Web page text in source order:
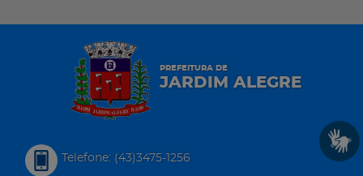
PREFEITURA DE
JARDIM ALEGRE
Telefone: (43)3475-1256